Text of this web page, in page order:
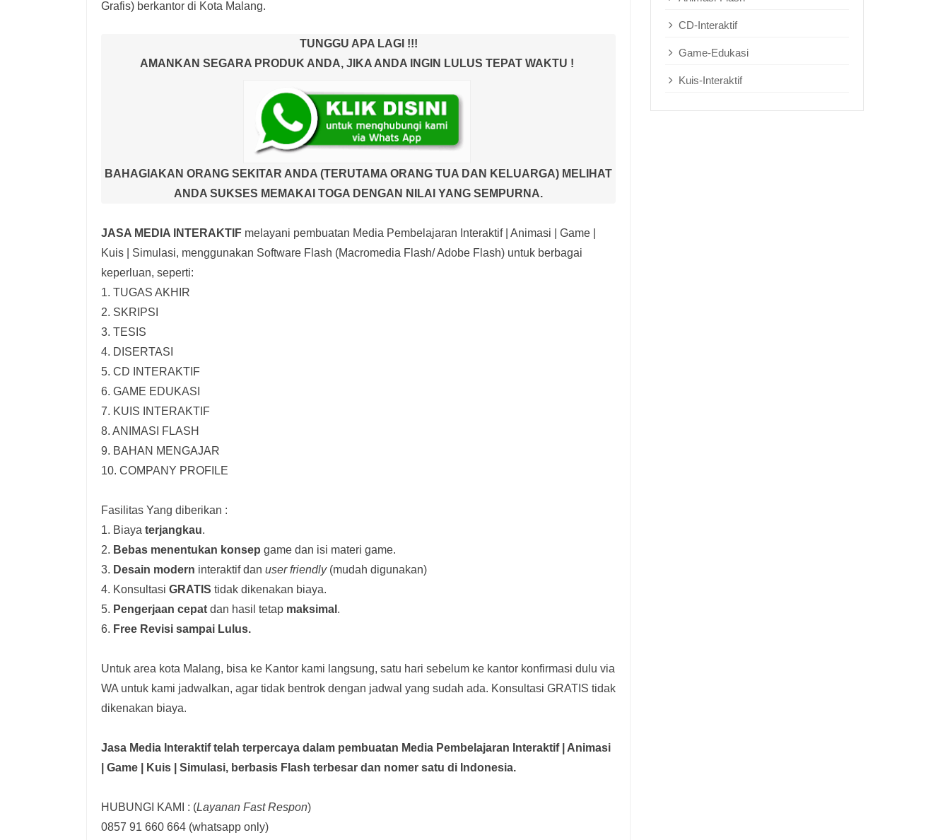
Grafis) berkantor di Kota Malang.
TUNGGU APA LAGI !!!
AMANKAN SEGARA PRODUK ANDA, JIKA ANDA INGIN LULUS TEPAT WAKTU !
BAHAGIAKAN ORANG SEKITAR ANDA (TERUTAMA ORANG TUA DAN KELUARGA) MELIHAT
ANDA SUKSES MEMAKAI TOGA DENGAN NILAI YANG SEMPURNA.
JASA MEDIA INTERAKTIF melayani pembuatan Media Pembelajaran Interaktif| Animasi | Game |
Kuis | Simulasi, menggunakan Software Flash (Macromedia Flash/ Adobe Flash) untuk berbagai
keperluan, seperti:
1. TUGAS AKHIR
2. SKRIPSI
3. TESIS
4. DISERTASI
5. CD INTERAKTIF
6. GAME EDUKASI
7. KUIS INTERAKTIF
8. ANIMASI FLASH
9. BAHAN MENGAJAR
10. COMPANY PROFILE
Fasilitas Yang diberikan :
1. Biaya terjangkau.
2. Bebas menentukan konsep game dan isi materi game.
3. Desain modern interaktif dan user friendly(mudah digunakan)
4. Konsultasi GRATIS tidak dikenakan biaya.
5. Pengerjaan cepat dan hasil tetap maksimal .
6. Free Revisi sampai Lulus.
Untuk area kota Malang, bisa ke Kantor kami langsung, satu hari sebelum ke kantor konfirmasi dulu via
WA untuk kami jadwalkan, agar tidak bentrok dengan jadwal yang sudah ada. Konsultasi GRATIS tidak
dikenakan biaya.
Jasa Media Interaktif telah terpercaya dalam pembuatan Media Pembelajaran Interaktif| Animasi
| Game | Kuis | Simulasi, berbasis Flash terbesar dan nomer satu di Indonesia.
HUBUNGI KAMI : (Layanan Fast Respon)
0857 91 660 664 (whatsapp only)
CD-Interaktif
Game-Edukasi
Kuis-Interaktif